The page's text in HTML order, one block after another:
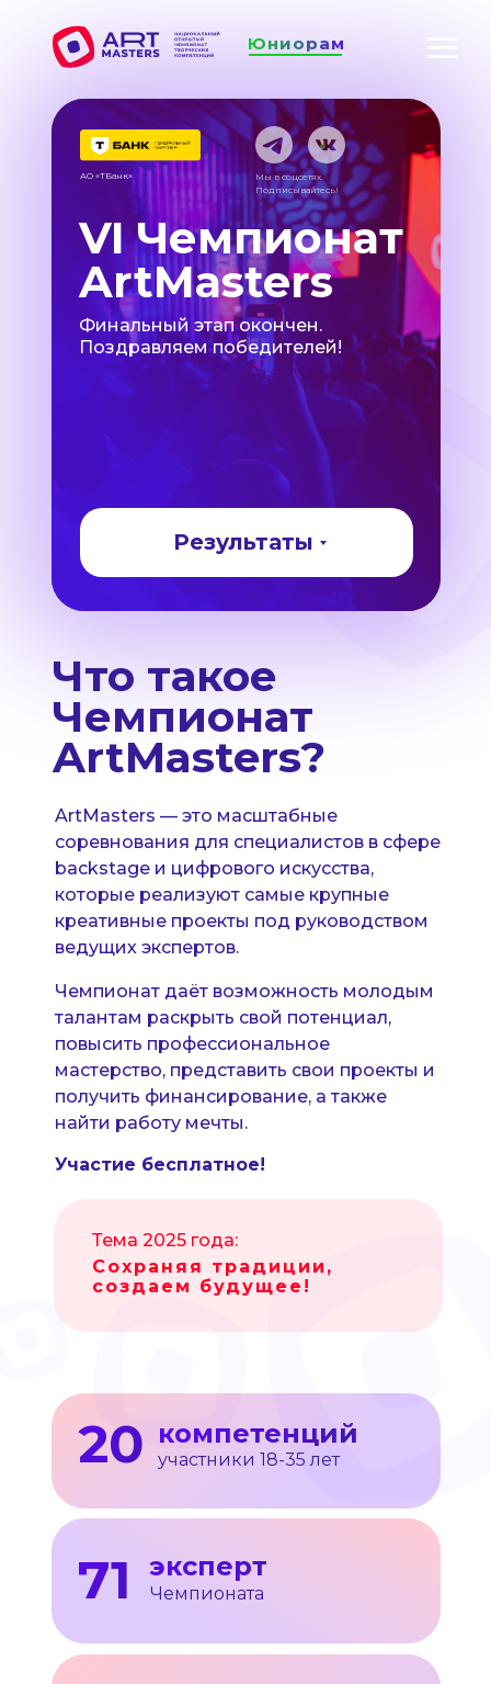
Юниорам
АО «ТБанк»
Мы в соцсетях.
Подписывайтесь!
Финальный этап окончен.
Поздравляем победителей!
Результаты
VI Чемпионат
ArtMasters
Чемпионат даёт возможность молодым
талантам раскрыть свой потенциал,
повысить профессиональное
мастерство, представить свои проекты и
получить финансирование, а также
найти работу мечты.
Что такое
Чемпионат
ArtMasters?
ArtMasters — это масштабные
соревнования для специалистов в сфере
backstage и цифрового искусства,
которые реализуют самые крупные
креативные проекты под руководством
ведущих экспертов.
Участие бесплатное!
Сохраняя традиции,
создаем будущее!
Тема 2025 года:
компетенций
20
71 эксперт
Чемпионата
участники 18-35 лет